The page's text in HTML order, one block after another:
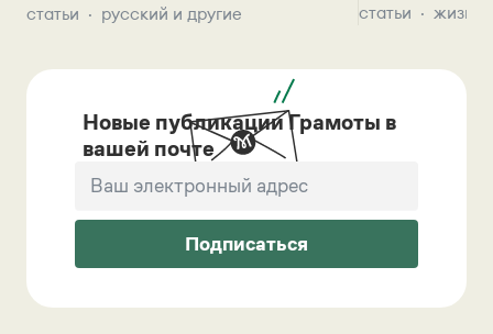
статьи русский и другие статьи жизнь
Новые публикации Грамоты в
вашей почте
Подписаться